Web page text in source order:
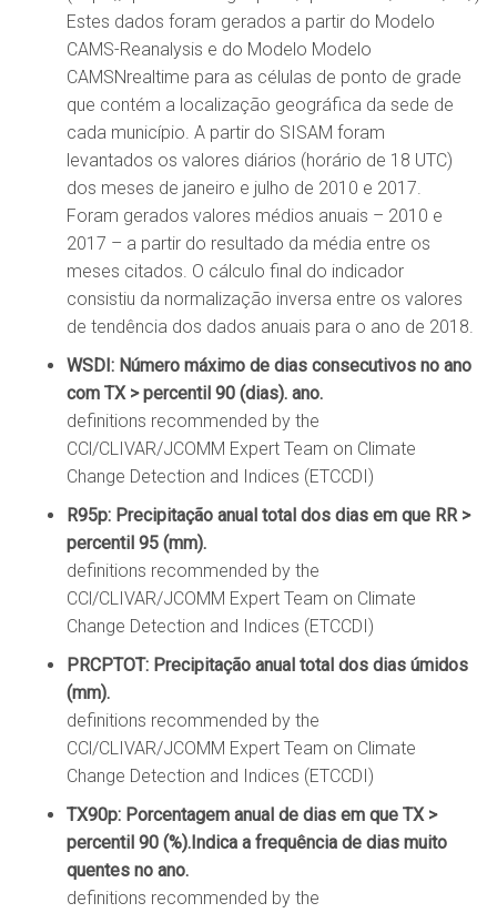
Estes dados foram gerados a partir do Modelo
CAMS-Reanalysis e do Modelo Modelo
CAMSNrealtime para as células de ponto de grade
que contém a localização geográfica da sede de
cada município. A partir do SISAM foram
levantados os valores diários (horário de 18 UTC)
dos meses de janeiro e julho de 2010 e 2017.
Foram gerados valores médios anuais – 2010 e
2017 – a partir do resultado da média entre os
meses citados. O cálculo final do indicador
consistiu da normalização inversa entre os valores
de tendência dos dados anuais para o ano de 2018.
WSDI: Número máximo de dias consecutivos no ano
com TX > percentil 90 (dias). ano.
definitions recommended by the
CCl/CLIVAR/JCOMM Expert Team on Climate
Change Detection and Indices (ETCCDI)
R95p: Precipitação anual total dos dias em que RR >
percentil 95 (mm).
definitions recommended by the
CCl/CLIVAR/JCOMM Expert Team on Climate
Change Detection and Indices (ETCCDI)
PRCPTOT: Precipitação anual total dos dias úmidos
(mm).
definitions recommended by the
CCl/CLIVAR/JCOMM Expert Team on Climate
Change Detection and Indices (ETCCDI)
TX90p: Porcentagem anual de dias em que TX >
percentil 90 (%).Indica a frequência de dias muito
quentes no ano.
definitions recommended by the